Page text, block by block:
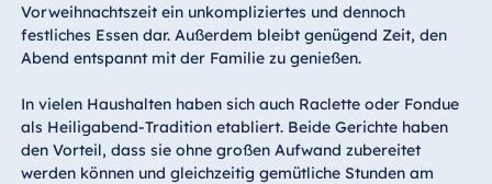
Vorweihnachtszeit ein unkompliziertes und dennoch
festliches Essen dar. Außerdem bleibt genügend Zeit, den
Abend entspannt mit der Familie zu genießen.
In vielen Haushalten haben sich auch Raclette oder Fondue
als Heiligabend-Tradition etabliert. Beide Gerichte haben
den Vorteil, dass sie ohne großen Aufwand zubereitet
werden können und gleichzeitig gemütliche Stunden am